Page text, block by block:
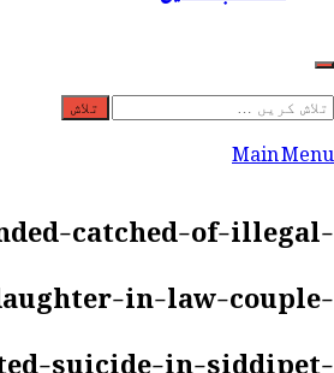
تلاش
کریں
Main Menu
catched-of-illegal-
in-law-couple-
suicide-in-siddipet-